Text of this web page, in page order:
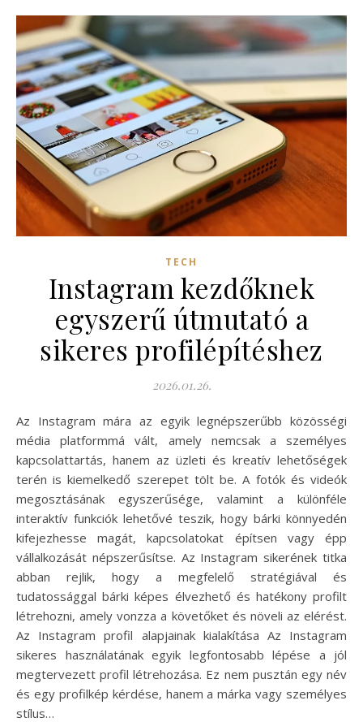
TECH
Instagram kezdőknek
egyszerű útmutató a
sikeres profilépítéshez
2026.01.26.
Az Instagram mára az egyik legnépszerűbb közösségi
média platformmá vált, amely nemcsak a személyes
kapcsolattartás, hanem az üzleti és kreatív lehetőségek
terén is kiemelkedő szerepet tölt be. A fotók és videók
megosztásának egyszerűsége, valamint a különféle
interaktív funkciók lehetővé teszik, hogy bárki könnyedén
kifejezhesse magát, kapcsolatokat építsen vagy épp
vállalkozását népszerűsítse. Az Instagram sikerének titka
abban rejlik, hogy a megfelelő stratégiával és
tudatossággal bárki képes élvezhető és hatékony profilt
létrehozni, amely vonzza a követőket és növeli az elérést.
Az Instagram profil alapjainak kialakítása Az Instagram
sikeres használatának egyik legfontosabb lépése a jól
megtervezett profil létrehozása. Ez nem pusztán egy név
és egy profilkép kérdése, hanem a márka vagy személyes
stílus…